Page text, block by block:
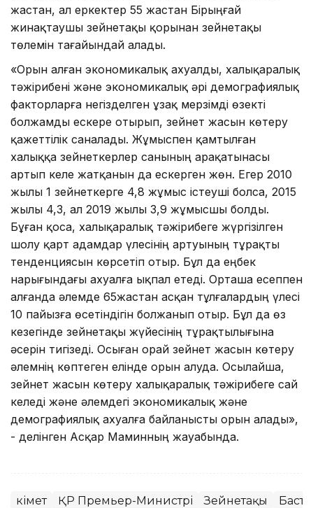
жастан, ал еркектер 55 жастан Бірыңғай
жинақтаушы зейнетақы қорынан зейнетақы
төлемін тағайындай алады.
«Орын алған экономикалық ахуалды, халықаралық
тәжірибені және экономикалық әрі демографиялық
факторларға негізделген ұзақ мерзімді өзекті
болжамды ескере отырып, зейнет жасын көтеру
қажеттілік саналады. Жұмыспен қамтылған
халыққа зейнеткерлер санының арақатынасы
артып келе жатқанын да ескерген жөн. Егер 2010
жылы 1 зейнеткерге 4,8 жұмыс істеуші болса, 2015
жылы 4,3, ал 2019 жылы 3,9 жұмысшы болды.
Бұған қоса, халықаралық тәжірибеге жүргізілген
шолу қарт адамдар үлесінің артуының тұрақты
тенденциясын көрсетіп отыр. Бұл да еңбек
нарығындағы ахуалға ықпал етеді. Орташа есеппен
алғанда әлемде 65жастан асқан тұлғалардың үлесі
10 пайызға өсетіндігін болжанып отыр. Бұл да өз
кезегінде зейнетақы жүйесінің тұрақтылығына
әсерін тигізеді. Осыған орай зейнет жасын көтеру
әлемнің көптеген елінде орын алуда. Осылайша,
зейнет жасын көтеру халықаралық тәжірибеге сай
келеді және әлемдегі экономикалық және
демографиялық ахуалға байланысты орын алады»,
- делінген Асқар Маминның жауабында.
Үкімет ҚР Премьер-Министрі Зейнетақы